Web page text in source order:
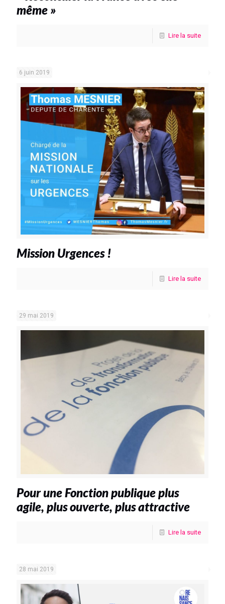
même »
Lire la suite
6 juin 2019
Mission Urgences !
Lire la suite
29 mai 2019
Pour une Fonction publique plus
agile, plus ouverte, plus attractive
Lire la suite
28 mai 2019